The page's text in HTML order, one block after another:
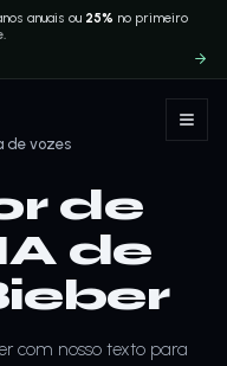
anuais ou 25% no primeiro
de vozes
de
de
com nosso texto para